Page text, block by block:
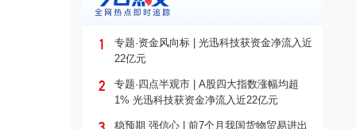
1
专题·资金风向标 | 光迅科技获资金净流入近
22亿元
2
专题·四点半观市 | A股四大指数涨幅均超
1% 光迅科技获资金净流入近22亿元
稳预期 强信心 | 前7个月我国货物贸易进出